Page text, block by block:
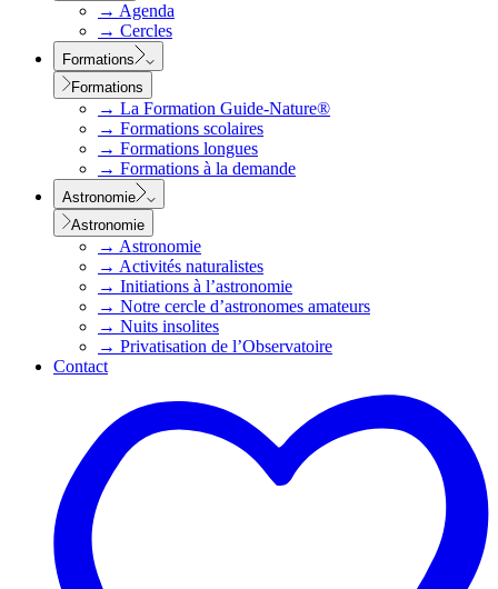
→ Agenda
→ Cercles
Formations
Formations
→ La Formation Guide-Nature®
→ Formations scolaires
→ Formations longues
→ Formations à la demande
Astronomie
Astronomie
→ Astronomie
→ Activités naturalistes
→ Initiations à l’astronomie
→ Notre cercle d’astronomes amateurs
→ Nuits insolites
→ Privatisation de l’Observatoire
Contact